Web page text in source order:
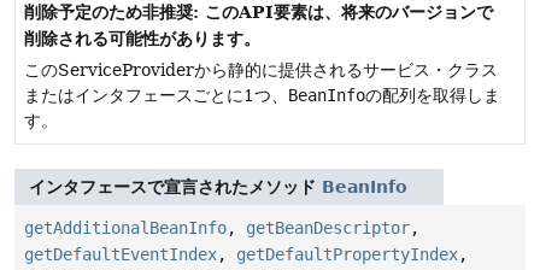
削除予定のため非推奨: このAPI要素は、将来のバージョンで
削除される可能性があります。
このServiceProviderから静的に提供されるサービス・クラス
またはインタフェースごとに1つ、 BeanInfoの配列を取得しま
す。
インタフェースで宣言されたメソッド BeanInfo
getAdditionalBeanInfo, getBeanDescriptor,
getDefaultEventIndex, getDefaultPropertyIndex,